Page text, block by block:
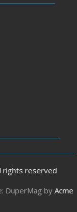
rights reserved
DuperMag by Acme